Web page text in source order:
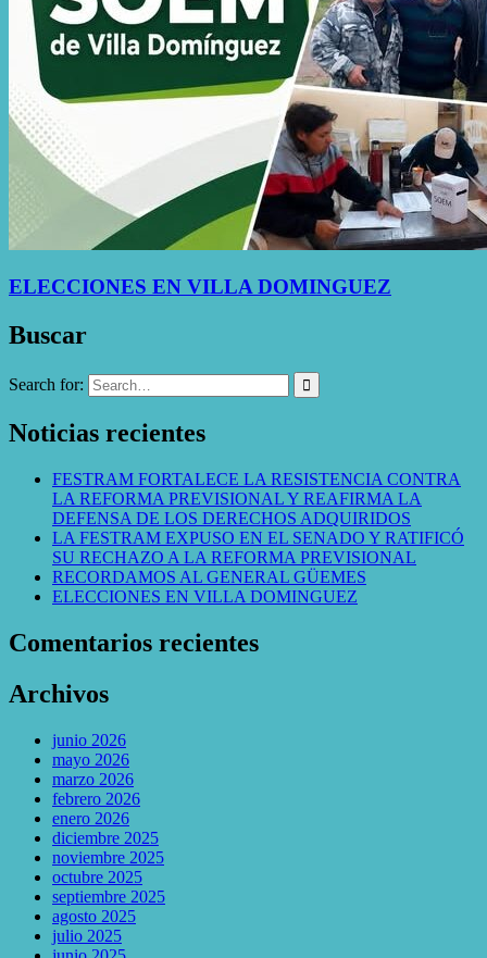
ELECCIONES EN VILLA DOMINGUEZ
Buscar
Search for:
Noticias recientes
FESTRAM FORTALECE LA RESISTENCIA CONTRA
LA REFORMA PREVISIONAL Y REAFIRMA LA
DEFENSA DE LOS DERECHOS ADQUIRIDOS
LA FESTRAM EXPUSO EN EL SENADO Y RATIFICÓ
SU RECHAZO A LA REFORMA PREVISIONAL
RECORDAMOS AL GENERAL GÜEMES
ELECCIONES EN VILLA DOMINGUEZ
Comentarios recientes
Archivos
junio 2026
mayo 2026
marzo 2026
febrero 2026
enero 2026
diciembre 2025
noviembre 2025
octubre 2025
septiembre 2025
agosto 2025
julio 2025